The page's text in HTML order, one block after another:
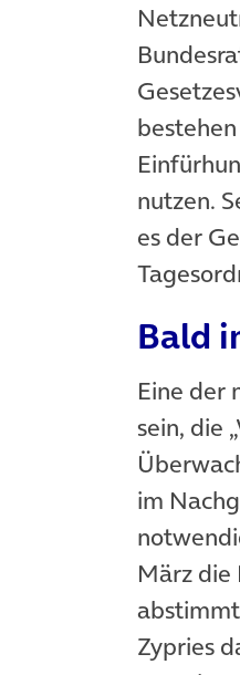
bestehen
nutzen.
es der
Bald
Eine der
sein, die
im
März die
Zypries